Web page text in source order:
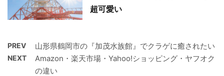
超可愛い
PREV 山形県鶴岡市の『加茂水族館』でクラゲに癒されたい
NEXT
Amazon・楽天市場・Yahoo!ショッピング・ヤフオク
の違い